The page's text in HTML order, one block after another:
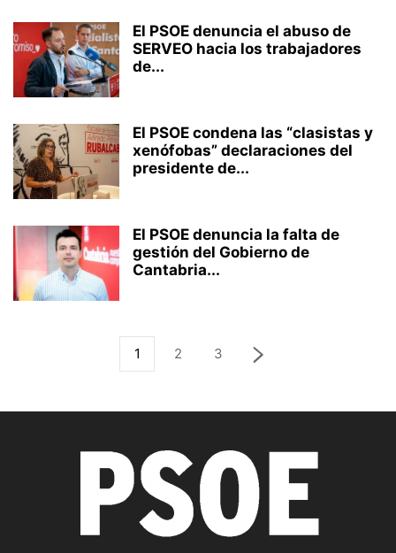
El PSOE denuncia el abuso de
SERVEO hacia los trabajadores
de...
El PSOE condena las “clasistas y
xenófobas” declaraciones del
presidente de...
El PSOE denuncia la falta de
gestión del Gobierno de
Cantabria...
1 2 3